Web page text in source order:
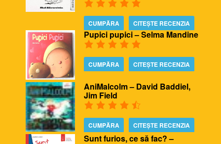
CUMPĂRA CITEȘTE RECENZIA
Pupici pupici – Selma Mandine
CUMPĂRA CITEȘTE RECENZIA
AniMalcolm – David Baddiel,
Jim Field
CUMPĂRA CITEȘTE RECENZIA
Sunt furios, ce să fac? –